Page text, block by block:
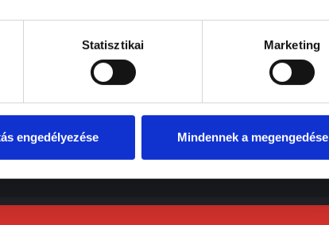
Statisztikai Marketing
engedélyezése Mindennek a megengedése
is tudtok segíteni?
gumicsere után?